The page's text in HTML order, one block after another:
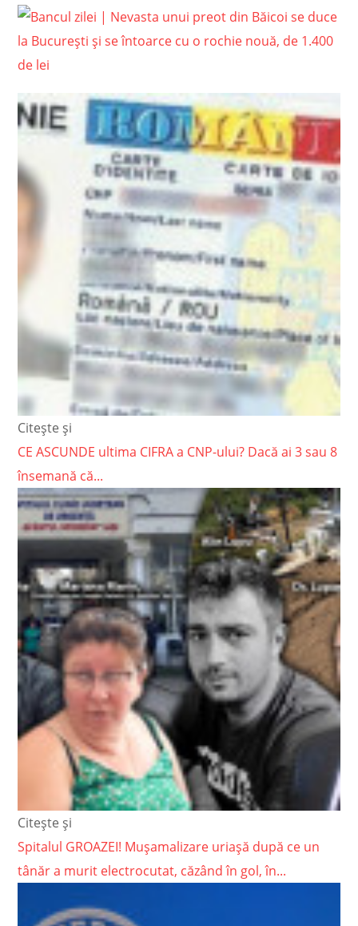
Citește și
CE ASCUNDE ultima CIFRA a CNP-ului? Dacă ai 3 sau 8
însemană că...
Citește și
Spitalul GROAZEI! Mușamalizare uriașă după ce un
tânăr a murit electrocutat, căzând în gol, în...